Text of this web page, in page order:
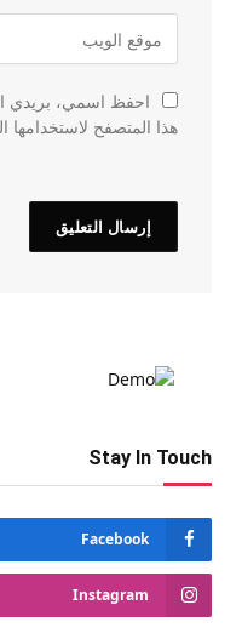
احفظ اسمي، بريدي
هذا المتصفح لاستخدامها
Stay In Touch
Facebook
Instagram